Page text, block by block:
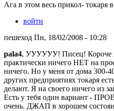
Ага в этом весь прикол- токаря
войти
пешеход Пн, 18/02/2008 - 10:28
pala4, УУУУУУ! Писец! Короче я
практически ничего НЕТ на
ничего. Но у меня от дома 300-
других предприятиях токаря
делают. Я на своего ничего из
Есть у тебя один вариант -
очень. ДЖАП в хорошем